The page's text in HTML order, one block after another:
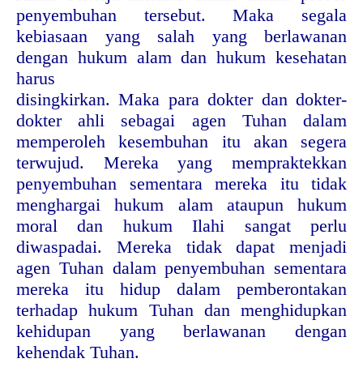
penyembuhan tersebut. Maka segala
kebiasaan yang salah yang berlawanan
dengan hukum alam dan hukum kesehatan
harus
disingkirkan. Maka para dokter dan dokter-
dokter ahli sebagai agen Tuhan dalam
memperoleh kesembuhan itu akan segera
terwujud. Mereka yang mempraktekkan
penyembuhan sementara mereka itu tidak
menghargai hukum alam ataupun hukum
moral dan hukum Ilahi sangat perlu
diwaspadai. Mereka tidak dapat menjadi
agen Tuhan dalam penyembuhan sementara
mereka itu hidup dalam pemberontakan
terhadap hukum Tuhan dan menghidupkan
kehidupan yang berlawanan dengan
kehendak Tuhan.